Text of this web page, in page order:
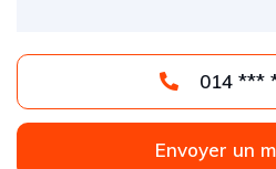
Envoyer un